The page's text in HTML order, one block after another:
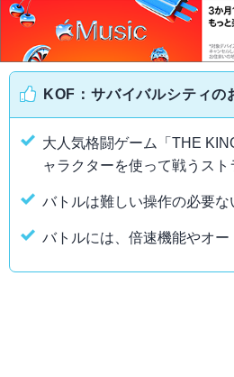
KOF：サバイバルシティの
大人気格闘ゲーム「THE
ャラクターを使って戦うスト
バトルは難しい操作の必要な
バトルには、倍速機能やオー